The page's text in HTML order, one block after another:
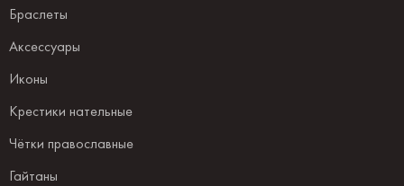
Браслеты
Аксессуары
Иконы
Крестики нательные
Чётки православные
Гайтаны